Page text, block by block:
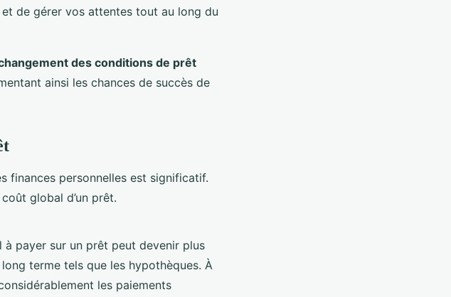
de gérer vos attentes tout au long du
des conditions de prêt
ainsi les chances de succès de
finances personnelles est significatif.
global d’un prêt.
à payer sur un prêt peut devenir plus
terme tels que les hypothèques. À
les paiements